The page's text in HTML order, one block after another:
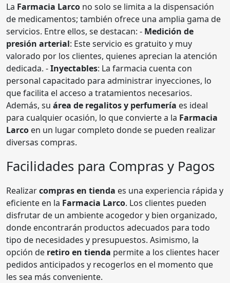
La Farmacia Larco no solo se limita a la dispensación
de medicamentos; también ofrece una amplia gama de
servicios. Entre ellos, se destacan: - Medición de
presión arterial: Este servicio es gratuito y muy
valorado por los clientes, quienes aprecian la atención
dedicada. -Inyectables: La farmacia cuenta con
personal capacitado para administrar inyecciones, lo
que facilita el acceso a tratamientos necesarios.
Además, su área de regalitos y perfumería es ideal
para cualquier ocasión, lo que convierte a la Farmacia
Larco en un lugar completo donde se pueden realizar
diversas compras.
Facilidades para Compras y Pagos
Realizarcompras en tienda es una experiencia rápida y
eficiente en la Farmacia Larco. Los clientes pueden
disfrutar de un ambiente acogedor y bien organizado,
donde encontrarán productos adecuados para todo
tipo de necesidades y presupuestos. Asimismo, la
opción de retiro en tienda permite a los clientes hacer
pedidos anticipados y recogerlos en el momento que
les sea más conveniente.